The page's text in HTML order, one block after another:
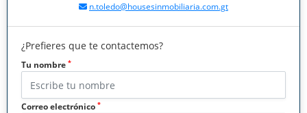
n.toledo@housesinmobiliaria.com.gt
¿Prefieres que te contactemos?
Tu nombre *
Correo electrónico *